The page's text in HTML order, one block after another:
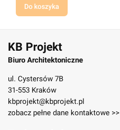
Do koszyka
KB Projekt
Biuro Architektoniczne
ul. Cystersów 7B
31-553 Kraków
kbprojekt@kbprojekt.pl
zobacz pełne dane kontaktowe >>